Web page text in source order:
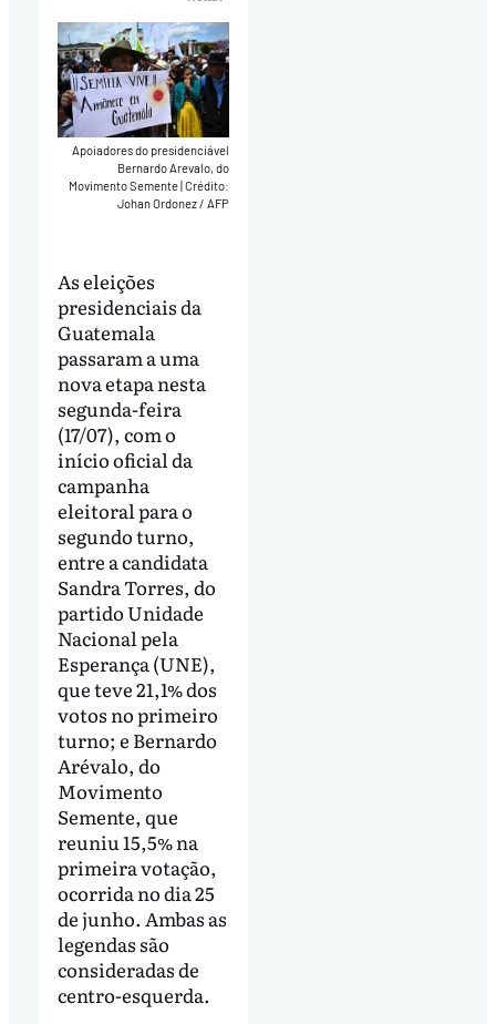
Apoiadores do presidenciável
Bernardo Arevalo, do
Movimento Semente|Crédito:
Johan Ordonez / AFP
As eleições
presidenciais da
Guatemala
passaram a uma
nova etapa nesta
segunda-feira
(17/07), com o
início oficial da
campanha
eleitoral para o
segundo turno,
entre a candidata
Sandra Torres, do
partido Unidade
Nacional pela
Esperança (UNE),
que teve 21,1% dos
votos no primeiro
turno; e Bernardo
Arévalo, do
Movimento
Semente, que
reuniu 15,5% na
primeira votação,
ocorrida no dia 25
de junho. Ambas as
legendas são
consideradas de
centro-esquerda.